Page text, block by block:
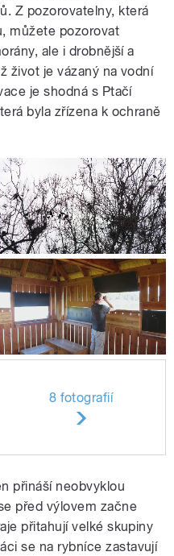
Z pozorovatelny, která
můžete pozorovat
ale i drobnější a
život je vázaný na vodní
je shodná s Ptačí
byla zřízena k ochraně
8 fotografií
přináší neobvyklou
před výlovem začne
přitahují velké skupiny
se na rybníce zastavují